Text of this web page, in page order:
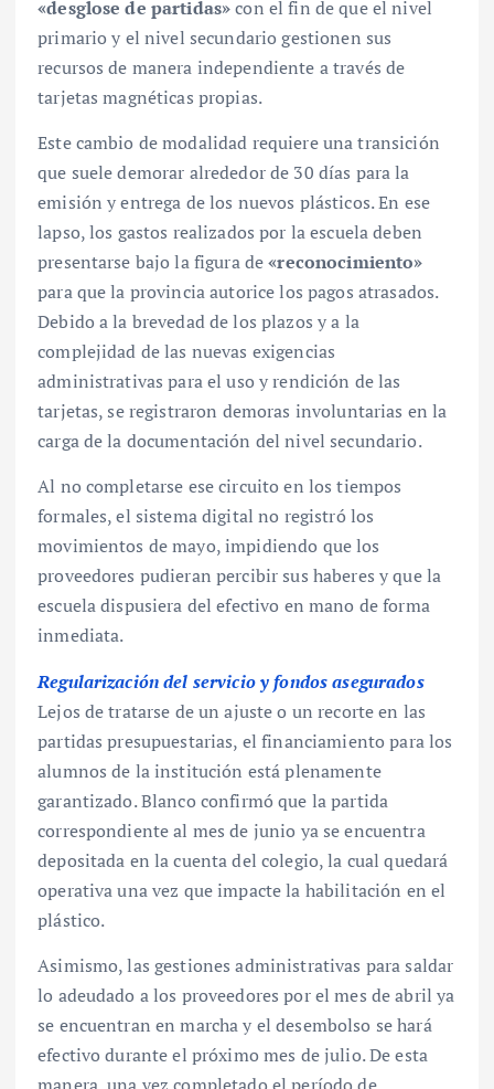
«desglose de partidas»con el fin de que el nivel
primario y el nivel secundario gestionen sus
recursos de manera independiente a través de
tarjetas magnéticas propias.
Este cambio de modalidad requiere una transición
que suele demorar alrededor de 30 días para la
emisión y entrega de los nuevos plásticos. En ese
lapso, los gastos realizados por la escuela deben
presentarse bajo la figura de«reconocimiento»
para que la provincia autorice los pagos atrasados.
Debido a la brevedad de los plazos y a la
complejidad de las nuevas exigencias
administrativas para el uso y rendición de las
tarjetas, se registraron demoras involuntarias en la
carga de la documentación del nivel secundario.
Al no completarse ese circuito en los tiempos
formales, el sistema digital no registró los
movimientos de mayo, impidiendo que los
proveedores pudieran percibir sus haberes y que la
escuela dispusiera del efectivo en mano de forma
inmediata.
Regularización del servicio y fondos asegurados
Lejos de tratarse de un ajuste o un recorte en las
partidas presupuestarias, el financiamiento para los
alumnos de la institución está plenamente
garantizado. Blanco confirmó que la partida
correspondiente al mes de junio ya se encuentra
depositada en la cuenta del colegio, la cual quedará
operativa una vez que impacte la habilitación en el
plástico.
Asimismo, las gestiones administrativas para saldar
lo adeudado a los proveedores por el mes de abril ya
se encuentran en marcha y el desembolso se hará
efectivo durante el próximo mes de julio. De esta
manera, una vez completado el período de